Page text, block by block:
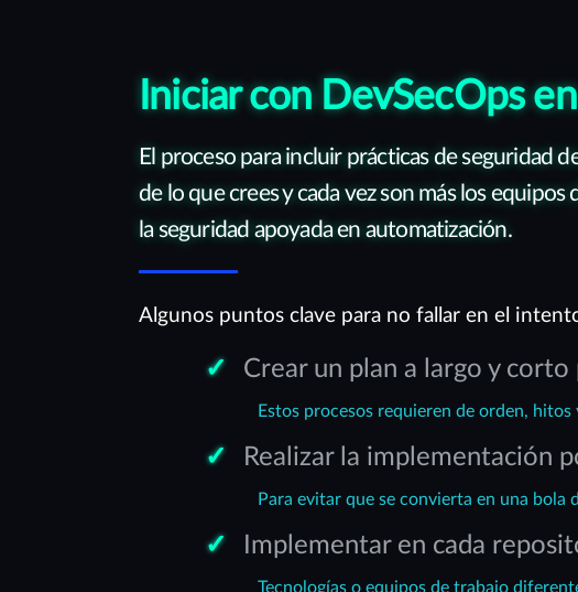
Iniciar con DevSecOps
El proceso para incluir prácticas de seguridad
de lo que crees y cada vez son más los
la seguridad apoyada en automatización.
Algunos puntos clave para no fallar en el
Crear un plan a largo y corto
Estos procesos requieren de orden,
Realizar la implementación
Para evitar que se convierta en una bola
Implementar en cada
Tecnologías o equipos de trabajo